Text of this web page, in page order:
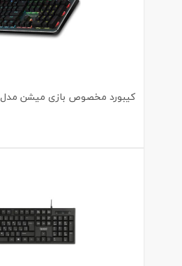
کیبورد مخصوص بازی میشن مدل MK007